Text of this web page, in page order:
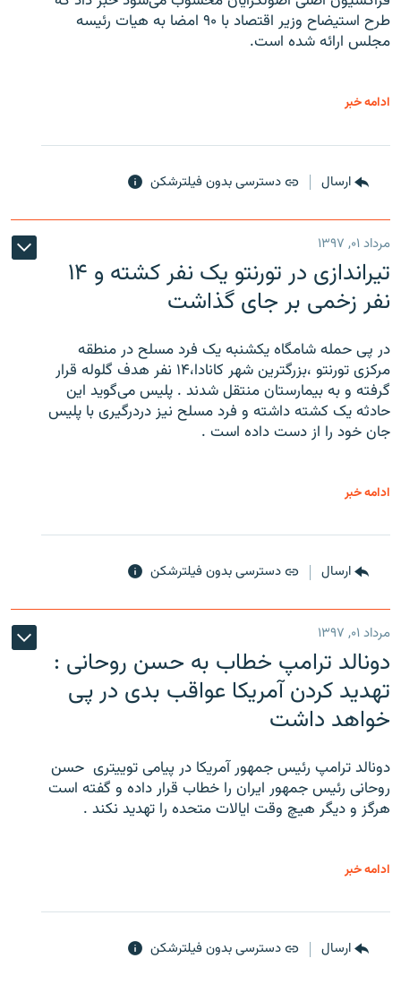
طرح استیضاح وزیر اقتصاد با ۹۰ امضا به هیات رئیسه
مجلس ارائه شده است.
ادامه خبر
ارسال دسترسی بدون فیلترشکن
مرداد ۰۱, ۱۳۹۷
تیراندازی در تورنتو یک نفر کشته و ۱۴
نفر زخمی بر جای گذاشت
در پی حمله شامگاه یکشنبه یک فرد مسلح در منطقه
مرکزی تورنتو ،‌بزرگترین شهر کانادا،۱۴ نفر هدف گلوله قرار
گرفته و به بیمارستان منتقل شدند . پلیس می‌گوید این
حادثه یک کشته داشته و فرد مسلح نیز دردرگیری با پلیس
جان خود را از دست داده است .
ادامه خبر
ارسال دسترسی بدون فیلترشکن
مرداد ۰۱, ۱۳۹۷
دونالد ترامپ خطاب به حسن روحانی :
تهدید کردن آمریکا عواقب بدی در پی
خواهد داشت
دونالد ترامپ رئیس جمهور آمریکا در پیامی توییتری ‌ حسن
روحانی رئیس جمهور ایران را خطاب قرار داده و گفته است
هرگز و دیگر هیچ وقت ایالات متحده را تهدید نکند .
ادامه خبر
ارسال دسترسی بدون فیلترشکن